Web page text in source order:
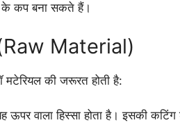
कप बना सकते हैं।
(Raw Material)
मटेरियल की जरूरत होती है:
ऊपर वाला हिस्सा होता है। इसकी